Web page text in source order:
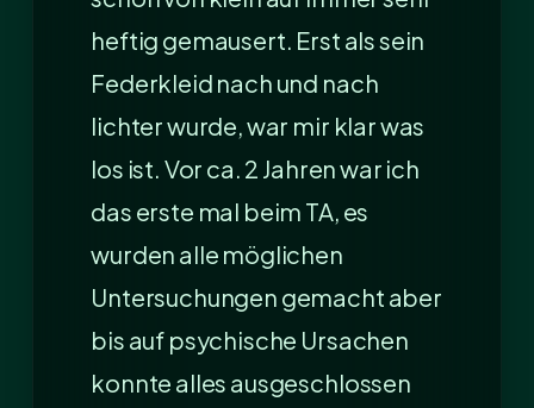
heftig gemausert. Erst als sein
Federkleid nach und nach
lichter wurde, war mir klar was
los ist. Vor ca. 2 Jahren war ich
das erste mal beim TA, es
wurden alle möglichen
Untersuchungen gemacht aber
bis auf psychische Ursachen
konnte alles ausgeschlossen